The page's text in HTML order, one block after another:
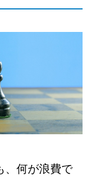
、何が浪費で